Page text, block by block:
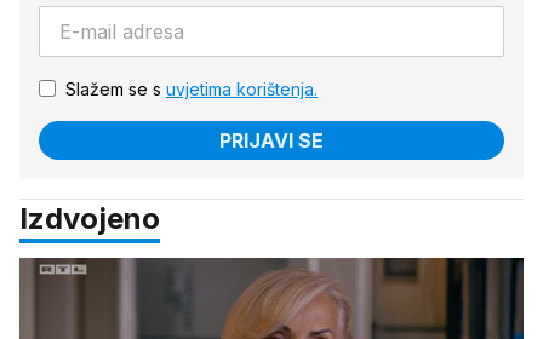
Slažem se s uvjetima korištenja.
PRIJAVI SE
Izdvojeno